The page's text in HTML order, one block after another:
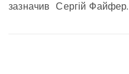
зазначив Сергій Файфер.